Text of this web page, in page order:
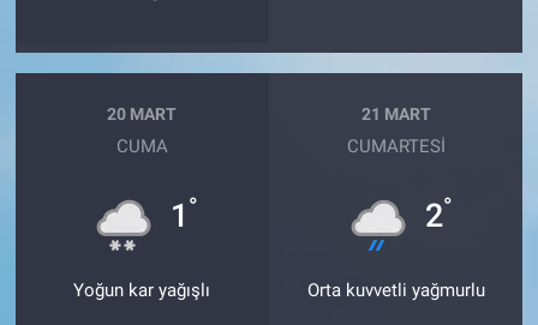
20 MART
CUMA
1 °
Yoğun kar yağışlı
21 MART
CUMARTESI
2°
Orta kuvvetli yağmurlu